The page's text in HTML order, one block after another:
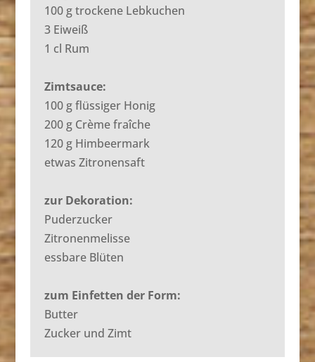
100 g trockene Lebkuchen
3 Eiweiß
1 cl Rum
Zimtsauce:
100 g flüssiger Honig
200 g Crème fraîche
120 g Himbeermark
etwas Zitronensaft
zur Dekoration:
Puderzucker
Zitronenmelisse
essbare Blüten
zum Einfetten der Form:
Butter
Zucker und Zimt